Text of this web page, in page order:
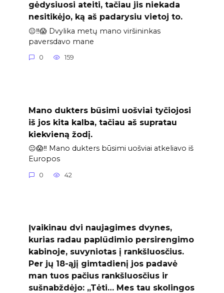
gėdysiuosi ateiti, tačiau jis niekada
nesitikėjo, ką aš padarysiu vietoj to.
😐‼️😱 Dvylika metų mano viršininkas
paversdavo mane
0 159
Mano dukters būsimi uošviai tyčiojosi
iš jos kita kalba, tačiau aš supratau
kiekvieną žodį.
😐😱‼️ Mano dukters būsimi uošviai atkeliavo iš
Europos
0 42
Įvaikinau dvi naujagimes dvynes,
kurias radau paplūdimio persirengimo
kabinoje, suvyniotas į rankšluosčius.
Per jų 18-ąjį gimtadienį jos padavė
man tuos pačius rankšluosčius ir
sušnabždėjo: „Tėti… Mes tau skolingos